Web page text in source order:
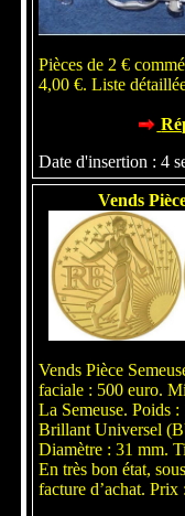
Pièces de 2 €
4,00 €. Liste
Date d'insertion : 4
Vends
Vends Pièce
faciale : 500 euro.
La Semeuse. Poids
Brillant Universel
Diamètre : 31 mm.
En très bon état,
facture d’achat.